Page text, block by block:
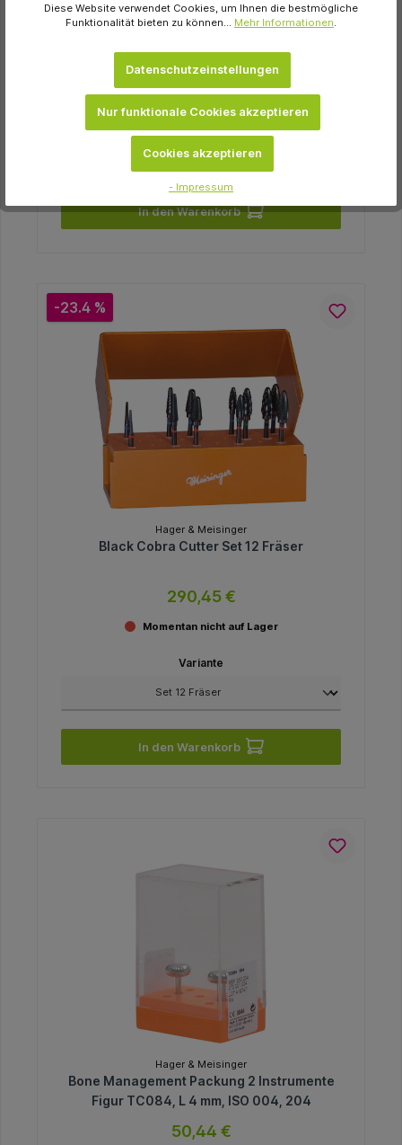
Benex® Schraube Stück kurz, Figur
BE00123060
Momentan nicht auf Lager
In den Warenkorb
-23.4 %
Hager & Meisinger
Black Cobra Cutter Set 12 Fräser
290,45 €
Momentan nicht auf Lager
Variante
In den Warenkorb
Hager & Meisinger
Bone Management Packung 2 Instrumente
Figur TC084, L 4 mm, ISO 004, 204
50,44 €
Diese Website verwendet Cookies, um Ihnen die bestmögliche
Funktionalität bieten zu können... Mehr Informationen.
Datenschutzeinstellungen
Nur funktionale Cookies akzeptieren
Cookies akzeptieren
- Impressum